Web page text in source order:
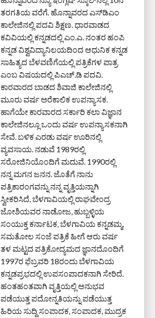
ತರಗತಿಯ ವರೆಗೆ. ಹೊನ್ನಾವರದ ಎಸ್‌ಡಿಎಂ
ಕಾಲೇಜಿನಲ್ಲಿ ಪದವಿ ಶಿಕ್ಷಣ. ಧಾರವಾಡದ
ಕವಿವಿಯಲ್ಲಿ ಕನ್ನಡದಲ್ಲಿ ಎಂ.ಎ. ನಂತರ ಹಂಪಿ
ಕನ್ನಡ ವಿಶ್ವವಿದ್ಯಾನಿಲಯದಿಂದ ಆಧುನಿಕ ಕನ್ನಡ
ಸಾಹಿತ್ಯದ ಬೆಳವಣಿಗೆಯಲ್ಲಿ ಪತ್ರಿಕೆಗಳ ಪಾತ್ರ
ಎಂಬ ವಿಷಯದಲ್ಲಿ ಪಿಎಚ್‌.ಡಿ ಪದವಿ.
ಕಾರವಾರದ ಬಾಡದ ಶಿವಾಜಿ ಕಾಲೇಜಿನಲ್ಲಿ
ಮೂರು ವರ್ಷ ಅರೆಕಾಲಿಕ ಉಪನ್ಯಾಸಕ.
ಹಾಗೆಯೇ ಕಾರವಾರದ ಸರ್ಕಾರಿ ಕಲಾ ವಿಜ್ಞಾನ
ಕಾಲೇಜಿನಲ್ಲೂ ಒಂದು ವರ್ಷ ಉಪನ್ಯಾಸಕನಾಗಿ
ಸೇವೆ. ಬಳಿಕ ಎರಡು ವರ್ಷ ಊರಿನಲ್ಲಿ
ವ್ಯವಸಾಯ. ನಡುವೆ 1989ರಲ್ಲಿ
ಸರೋಜಿನಿಯೊಂದಿಗೆ ಮದುವೆ. 1990ರಲ್ಲಿ
ನನ್ನ ಮಗನ ಜನನ. ಜೊತೆಗೆ ನಾನು
ಪತ್ರಿಕಾರಂಗವನ್ನು ನನ್ನ ವೃತ್ತಿಯನ್ನಾಗಿ
ಸ್ವೀಕರಿಸಿದೆ. ಬೆಳಗಾವಿಯಲ್ಲಿ ರಾಘವೇಂದ್ರ
ಜೋಶಿಯವರ ನಾಡೋಜ, ಹುಬ್ಬಳ್ಳಿಯ
ಸಂಯುಕ್ತ ಕರ್ನಾಟಕ, ಬೆಳಗಾವಿಯ ಕನ್ನಡಮ್ಮ,
ಸಮತೋಲ ಸಂಜೆ ಪತ್ರಿಕೆ ಹೀಗೆ ಆರು ವರ್ಷ
ತಳ ಮಟ್ಟದ ಪತ್ರಿಕೋದ್ಯಮದ ಜ್ಞಾನದೊಂದಿಗೆ
1997ರ ಫೆಬ್ರವರಿ 18ರಂದು ಬೆಳಗಾವಿಯ
ಕನ್ನಡಪ್ರಭದಲ್ಲಿ ಉಪಸಂಪಾದಕನಾಗಿ ಸೇರಿದೆ.
ಹಂತಹಂತವಾಗಿ ವೃತ್ತಿಯಲ್ಲಿ ಅನುಭವ
ಪಡೆಯುತ್ತ ಪದೋನ್ನತಿಯನ್ನು ಪಡೆಯುತ್ತ
ಹಿರಿಯ ಸುದ್ದಿ ಸಂಪಾದಕ, ಸಂಪಾದಕ, ಮುದ್ರಕ